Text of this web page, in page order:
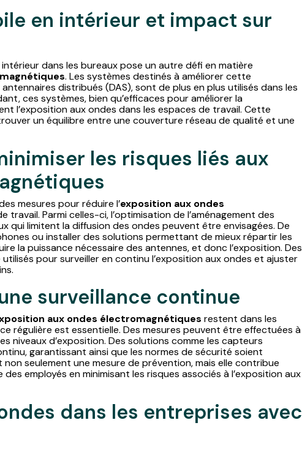
en intérieur et impact sur
dans les bureaux pose un autre défi en matière
. Les systèmes destinés à améliorer cette
distribués (DAS), sont de plus en plus utilisés dans les
ces systèmes, bien qu’efficaces pour améliorer la
l’exposition aux ondes dans les espaces de travail. Cette
un équilibre entre une couverture réseau de qualité et une
les risques liés aux
mesures pour réduire l’exposition aux ondes
travail. Parmi celles-ci, l’optimisation de l’aménagement des
qui limitent la diffusion des ondes peuvent être envisagées. De
ou installer des solutions permettant de mieux répartir les
la puissance nécessaire des antennes, et donc l’exposition. Des
pour surveiller en continu l’exposition aux ondes et ajuster
surveillance continue
aux ondes électromagnétiques restent dans les
régulière est essentielle. Des mesures peuvent être effectuées à
niveaux d’exposition. Des solutions comme les capteurs
garantissant ainsi que les normes de sécurité soient
seulement une mesure de prévention, mais elle contribue
employés en minimisant les risques associés à l’exposition aux
dans les entreprises avec